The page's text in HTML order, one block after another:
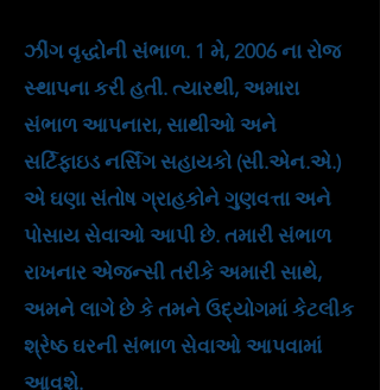
ઝીંગ વૃદ્ધોની સંભાળ. 1 મે, 2006 ના રોજ
સ્થાપના કરી હતી. ત્યારથી, અમારા
સંભાળ આપનારા, સાથીઓ અને
સર્ટિફાઇડ નર્સિંગ સહાયકો (સી.એન.એ.)
એ ઘણા સંતોષ ગ્રાહકોને ગુણવત્તા અને
પોસાય સેવાઓ આપી છે. તમારી સંભાળ
રાખનાર એજન્સી તરીકે અમારી સાથે,
અમને લાગે છે કે તમને ઉદ્યોગમાં કેટલીક
શ્રેષ્ઠ ઘરની સંભાળ સેવાઓ આપવામાં
આવશે.